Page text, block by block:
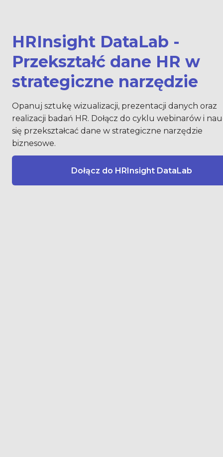
HRInsight DataLab -
Przekształć dane HR w
strategiczne narzędzie
Opanuj sztukę wizualizacji, prezentacji danych oraz
realizacji badań HR. Dołącz do cyklu webinarów i
się przekształcać dane w strategiczne narzędzie
biznesowe.
Dołącz do HRInsight DataLab